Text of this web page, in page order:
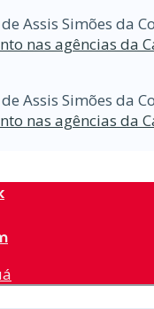
Assis Simões da
nas agências da
Assis Simões da
nas agências da